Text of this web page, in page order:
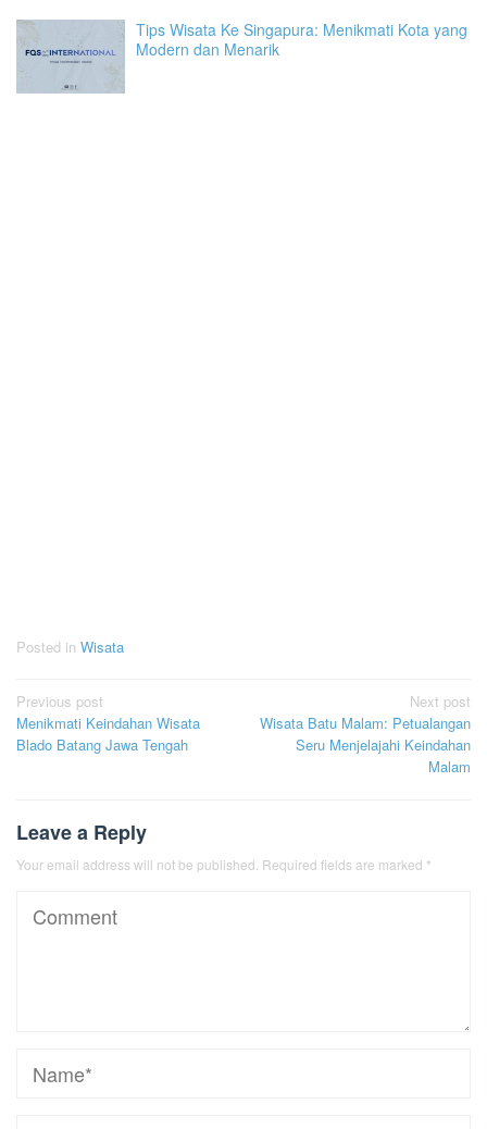
Tips Wisata Ke Singapura: Menikmati Kota yang
Modern dan Menarik
Posted in Wisata
Post
navigation
Previous post
Menikmati Keindahan Wisata
Blado Batang Jawa Tengah
Next post
Wisata Batu Malam: Petualangan
Seru Menjelajahi Keindahan
Malam
Leave a Reply
Your email address will not be published. Required fields are marked *